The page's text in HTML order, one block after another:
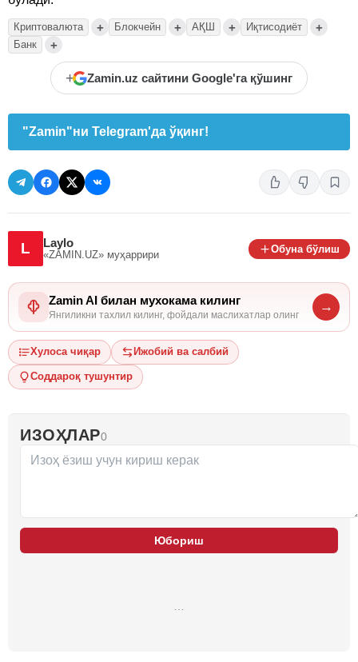
Криптовалюта + Блокчейн + АҚШ + Иқтисодиёт +
Банк +
+ Zamin.uz сайтини Google'га қўшинг
"Zamin"ни Telegram'да ўқинг!
L Laylo
«ZAMIN.UZ» муҳаррири
Обуна бўлиш
Zamin AI билан мухокама килинг
Янгиликни тахлил килинг, фойдали маслихатлар олинг
→
Хулоса чиқар Ижобий ва салбий
Соддароқ тушунтир
ИЗОҲЛАР0
Юбориш
…